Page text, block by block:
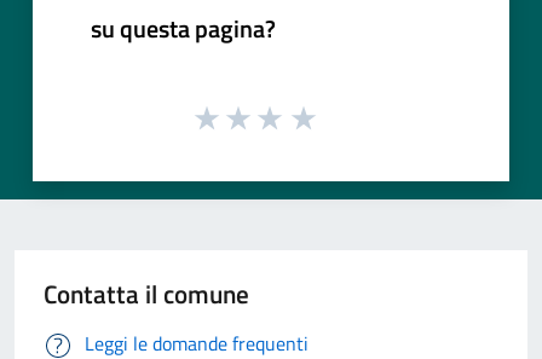
su questa pagina?
Contatta il comune
Leggi le domande frequenti